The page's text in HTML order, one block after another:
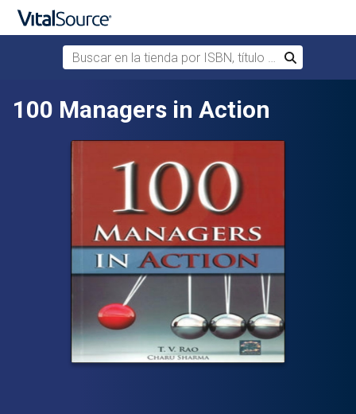
Buscar en la tienda por ISBN, título o autor
Buscar
100 Managers in Action